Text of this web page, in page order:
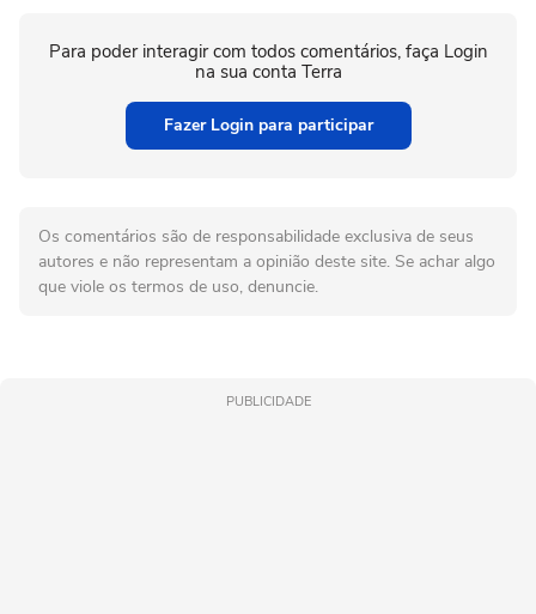
Para poder interagir com todos comentários, faça Login
na sua conta Terra
Fazer Login para participar
Os comentários são de responsabilidade exclusiva de seus
autores e não representam a opinião deste site. Se achar algo
que viole os termos de uso, denuncie.
PUBLICIDADE